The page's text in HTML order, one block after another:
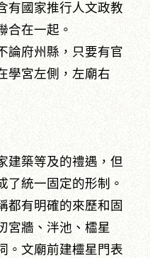
有國家推行人文政教
合在一起。
論府州縣，只要有官
學宮左側，左廟右
建築等及的禮遇，但
了統一固定的形制。
都有明確的來歷和固
宮牆、泮池、櫺星
。文廟前建欞星門表